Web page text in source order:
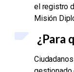
el registro
Misión
¿Para